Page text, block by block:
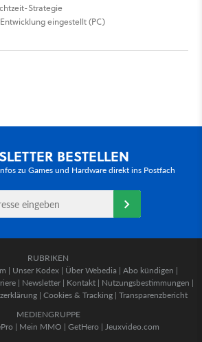
Strategie
eingestellt (PC)
BESTELLEN
zu Games und Hardware direkt ins Postfach
RUBRIKEN
| Unser Kodex | Über Webedia | Abo kündigen |
| Newsletter | Kontakt | Nutzungsbestimmungen |
| Cookies & Tracking | Transparenzbericht
MEDIENGRUPPE
| Mein MMO | GetHero | Jeuxvideo.com